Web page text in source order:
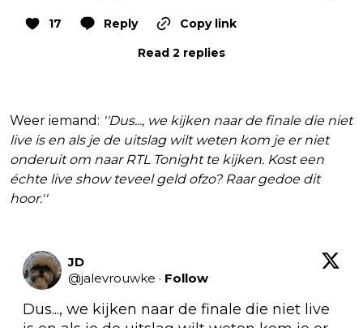
17 Reply
Copy link
Read 2 replies
Weer iemand: ''Dus..., we kijken naar de finale die niet
live is en als je de uitslag wilt weten kom je er niet
onderuit om naar RTL Tonight te kijken. Kost een
échte live show teveel geld ofzo? Raar gedoe dit
hoor.''
JD
@jalevrouwke · Follow
Dus..., we kijken naar de finale die niet live